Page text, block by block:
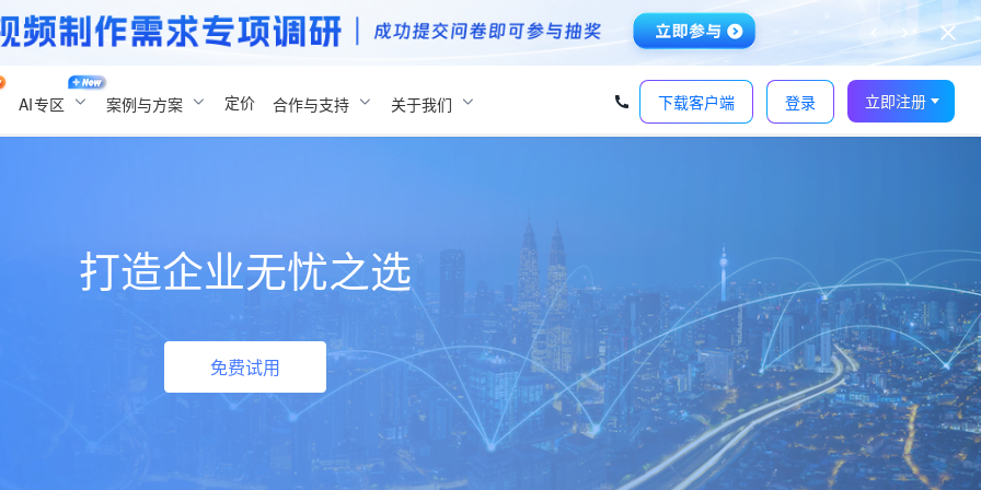
‹ ›
AI专区 案例与方案 定价 合作与支持 关于我们 下载客户端 登录 立即注册
打造企业无忧之选
免费试用